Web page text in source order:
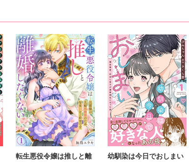
転生悪役令嬢は推しと離
幼馴染は今日でおしまい